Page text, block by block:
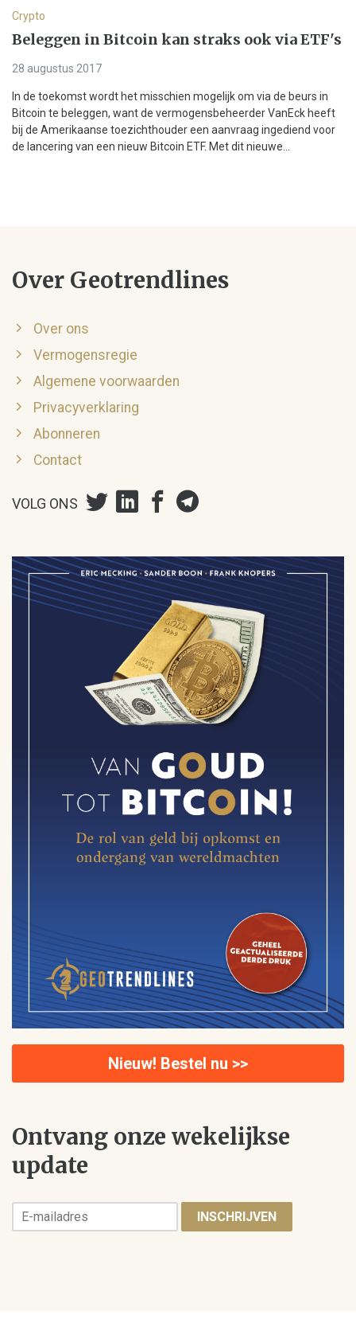
Crypto
Beleggen in Bitcoin kan straks ook via ETF's
28 augustus 2017
In de toekomst wordt het misschien mogelijk om via de beurs in
Bitcoin te beleggen, want de vermogensbeheerder VanEck heeft
bij de Amerikaanse toezichthouder een aanvraag ingediend voor
de lancering van een nieuw Bitcoin ETF. Met dit nieuwe...
Over Geotrendlines
Over ons
Vermogensregie
Algemene voorwaarden
Privacyverklaring
Abonneren
Contact
VOLG ONS
Nieuw! Bestel nu >>
Ontvang onze wekelijkse
update
INSCHRIJVEN